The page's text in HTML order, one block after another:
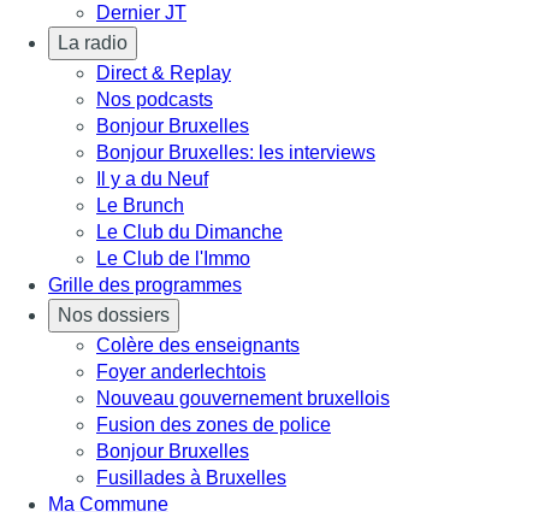
Dernier JT
La radio
Direct & Replay
Nos podcasts
Bonjour Bruxelles
Bonjour Bruxelles: les interviews
Il y a du Neuf
Le Brunch
Le Club du Dimanche
Le Club de l'Immo
Grille des programmes
Nos dossiers
Colère des enseignants
Foyer anderlechtois
Nouveau gouvernement bruxellois
Fusion des zones de police
Bonjour Bruxelles
Fusillades à Bruxelles
Ma Commune